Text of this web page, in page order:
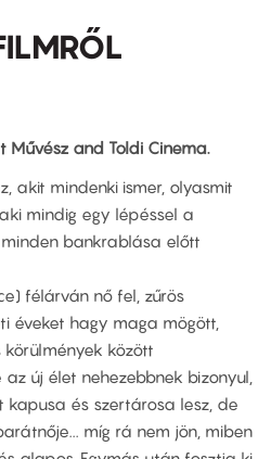
Művész and Toldi Cinema.
akit mindenki ismer, olyasmit
mindig egy lépéssel a
bankrablása előtt
félárván nő fel, zűrös
éveket hagy maga mögött,
között
új élet nehezebbnek bizonyul,
kapusa és szertárosa lesz, de
míg rá nem jön, miben